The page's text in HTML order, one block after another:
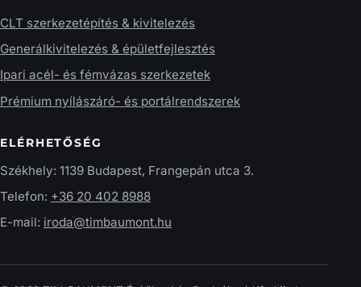
CLT szerkezetépítés & kivitelezés
Generálkivitelezés & épületfejlesztés
Ipari acél- és fémvázas szerkezetek
Prémium nyílászáró- és portálrendszerek
ELÉRHETŐSÉG
Székhely: 1139 Budapest, Frangepán utca 3.
Telefon: +36 20 402 8988
E-mail: iroda@timbaumont.hu